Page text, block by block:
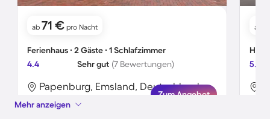
ab 71 € pro Nacht
Ferienhaus ∙ 2 Gäste ∙ 1 Schlafzimmer
4.4
Sehr gut (7 Bewertungen)
Papenburg, Emsland, Deutschland
Zum Angebot
ab
5.0
Mehr anzeigen